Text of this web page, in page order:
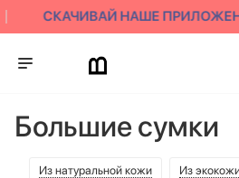
СКАЧИВАЙ НАШЕ
Большие сумки
Из натуральной кожи Из